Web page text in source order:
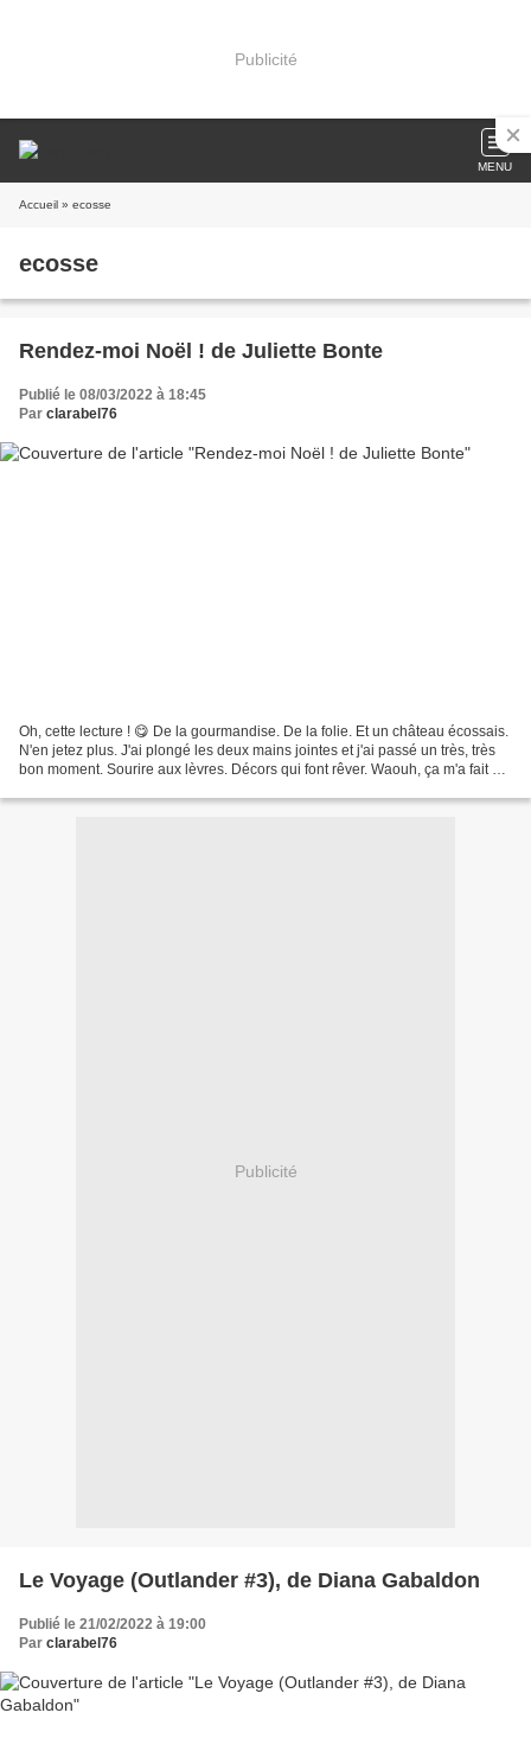
Publicité
MENU
Accueil » ecosse
ecosse
Rendez-moi Noël ! de Juliette Bonte
Publié le 08/03/2022 à 18:45
Par clarabel76
Oh, cette lecture ! 😋 De la gourmandise. De la folie. Et un château écossais.
N'en jetez plus. J'ai plongé les deux mains jointes et j'ai passé un très, très
bon moment. Sourire aux lèvres. Décors qui font rêver. Waouh, ça m'a fait un
Publicité
Le Voyage (Outlander #3), de Diana Gabaldon
Publié le 21/02/2022 à 19:00
Par clarabel76